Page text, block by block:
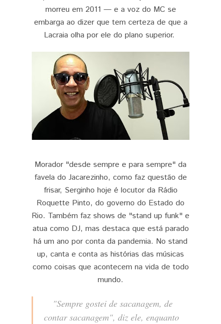
morreu em 2011 — e a voz do MC se
embarga ao dizer que tem certeza de que a
Lacraia olha por ele do plano superior.
Morador "desde sempre e para sempre" da
favela do Jacarezinho, como faz questão de
frisar, Serginho hoje é locutor da Rádio
Roquette Pinto, do governo do Estado do
Rio. Também faz shows de "stand up funk" e
atua como DJ, mas destaca que está parado
há um ano por conta da pandemia. No stand
up, canta e conta as histórias das músicas
como coisas que acontecem na vida de todo
mundo.
"Sempre gostei de sacanagem, de
contar sacanagem", diz ele, enquanto